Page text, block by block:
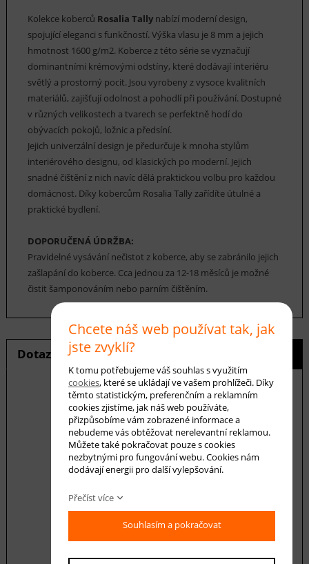
Kolekce koberců Rosalia Tallynabízí moderní design,
spojující eleganci s funkčností. Výška vlasu je 8 mm a jejich
hmotnost 1600 g/m2. Koberce z této série se vyznačují
dominantními krémovými odstíny, které dodávají interiéru
světlý a prostorný pocit. Jsou vyrobeny z vysoce kvalitních
materiálů, zajišťují odolnost a pohodlí při používání. Dostupné
v různých velikostech a tvarech se perfektně hodí do
obývacích pokojů, ložnic a předsíní.
Jejich univerzální design je předurčuje k mnoha stylům
interiérového designu, od klasických po moderní. Jejich
snadné čištění z nich navíc dělá praktickou volbu pro každou
domácnost. Díky kobercům Rosalia Tally zařídíte útulné a
praktické bydlení.
DOPORUČENÁ ÚDRŽBA:
Pravidelné vysávání nečistot z koberce, aby se zabránilo jejich
zašlapání do koberce. Cca jednou za 12-18 měsíců je možné
čistit šamponováním nebo parním čištěním.
Dotaz na produkt
E-mail *
Váš dotaz
Chcete náš web používat tak, jak
jste zvyklí?
K tomu potřebujeme váš souhlas s využitím
cookies, které se ukládají ve vašem prohlížeči. Díky
těmto statistickým, preferenčním a reklamním
cookies zjistíme, jak náš web používáte,
přizpůsobíme vám zobrazené informace a
nebudeme vás obtěžovat nerelevantní reklamou.
Můžete také pokračovat pouze s cookies
nezbytnými pro fungování webu. Cookies nám
dodávají energii pro další vylepšování.
Přečíst více
Souhlasím a pokračovat